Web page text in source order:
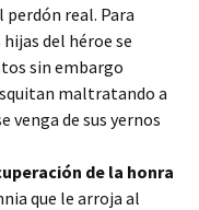
real. Para
del héroe se
sin embargo
maltratando a
venga de sus yernos
de la honra
que le arroja al